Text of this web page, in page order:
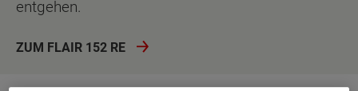
entgehen.
ZUM FLAIR 152 RE